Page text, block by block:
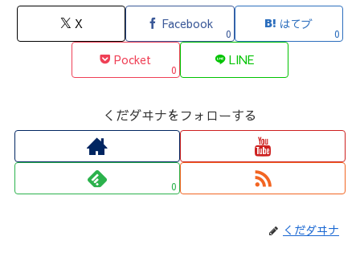
X Facebook
0
はてブ
0
Pocket
0
LINE
くだダヰナをフォローする
0
くだダヰナ